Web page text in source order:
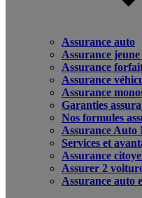
Assurance auto
Assurance
Assurance
Assurance
Assurance
Garanties
Nos formules
Assurance Auto
Services et
Assurance
Assurer 2
Assurance auto